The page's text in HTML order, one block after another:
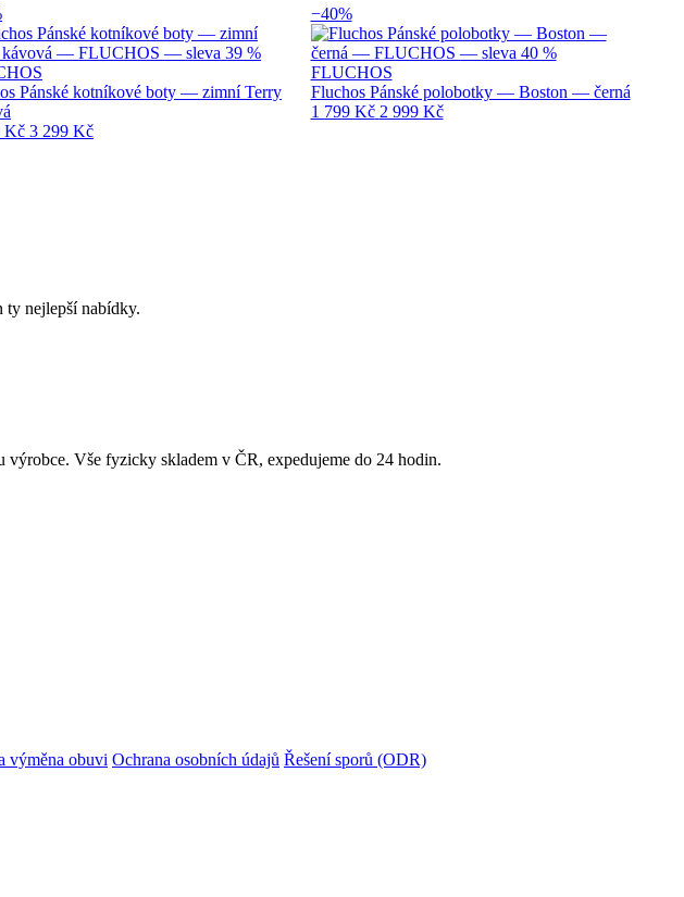
Pánské kotníkové boty — zimní Terry
Kč 3 299 Kč
−40%
FLUCHOS
Fluchos Pánské polobotky — Boston — černá
1 799 Kč 2 999 Kč
ty nejlepší nabídky.
Vše fyzicky skladem v ČR, expedujeme do 24 hodin.
výměna obuvi Ochrana osobních údajů Řešení sporů (ODR)